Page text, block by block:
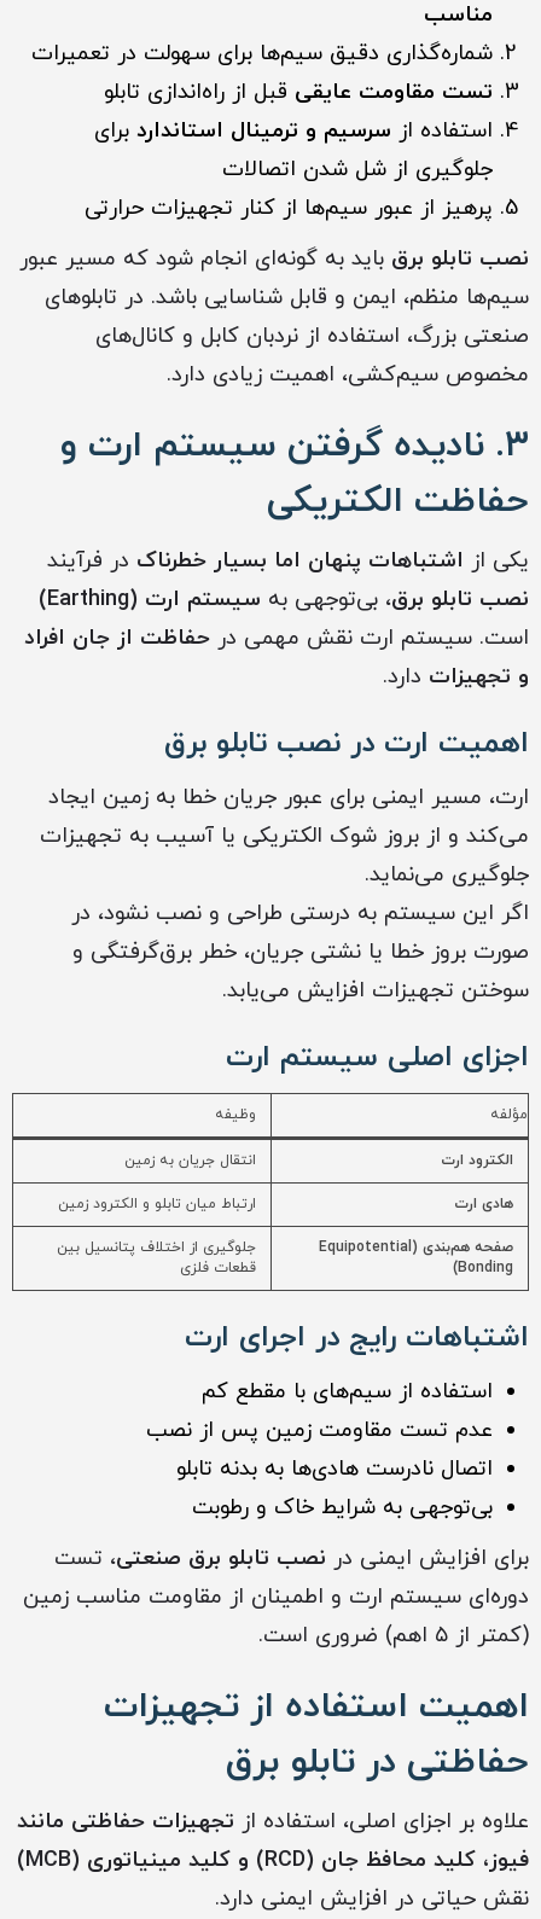
مناسب
شماره‌گذاری دقیق سیم‌ها برای سهولت در تعمیرات
تست مقاومت عایقی قبل از راه‌اندازی تابلو
استفاده از سرسیم و ترمینال استاندارد برای
جلوگیری از شل شدن اتصالات
پرهیز از عبور سیم‌ها از کنار تجهیزات حرارتی
نصب تابلو برق باید به گونه‌ای انجام شود که مسیر عبور
سیم‌ها منظم، ایمن و قابل شناسایی باشد. در تابلوهای
صنعتی بزرگ، استفاده از نردبان کابل و کانال‌های
مخصوص سیم‌کشی، اهمیت زیادی دارد.
۳. نادیده گرفتن سیستم ارت و
حفاظت الکتریکی
یکی از اشتباهات پنهان اما بسیار خطرناک در فرآیند
نصب تابلو برق، بی‌توجهی به سیستم ارت (Earthing)
است. سیستم ارت نقش مهمی در حفاظت از جان افراد
و تجهیزات دارد.
اهمیت ارت در نصب تابلو برق
ارت، مسیر ایمنی برای عبور جریان خطا به زمین ایجاد
می‌کند و از بروز شوک الکتریکی یا آسیب به تجهیزات
جلوگیری می‌نماید.
اگر این سیستم به درستی طراحی و نصب نشود، در
صورت بروز خطا یا نشتی جریان، خطر برق‌گرفتگی و
سوختن تجهیزات افزایش می‌یابد.
اجزای اصلی سیستم ارت
مؤلفه وظیفه
الکترود ارت انتقال جریان به زمین
هادی ارت ارتباط میان تابلو و الکترود زمین
صفحه هم‌بندی (Equipotential
Bonding)
جلوگیری از اختلاف پتانسیل بین
قطعات فلزی
اشتباهات رایج در اجرای ارت
استفاده از سیم‌های با مقطع کم
عدم تست مقاومت زمین پس از نصب
اتصال نادرست هادی‌ها به بدنه تابلو
بی‌توجهی به شرایط خاک و رطوبت
برای افزایش ایمنی در نصب تابلو برق صنعتی، تست
دوره‌ای سیستم ارت و اطمینان از مقاومت مناسب زمین
(کمتر از ۵ اهم) ضروری است.
اهمیت استفاده از تجهیزات
حفاظتی در تابلو برق
علاوه بر اجزای اصلی، استفاده از تجهیزات حفاظتی مانند
فیوز، کلید محافظ جان (RCD) و کلید مینیاتوری (MCB)
نقش حیاتی در افزایش ایمنی دارد.